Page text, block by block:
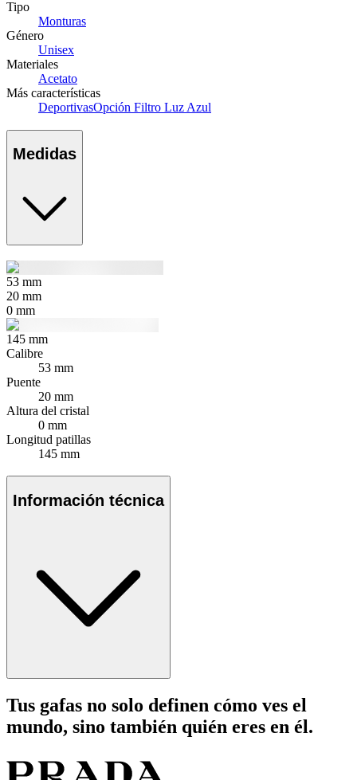
Tipo
Monturas
Género
Unisex
Materiales
Acetato
Más características
DeportivasOpción Filtro Luz Azul
Medidas
53 mm
20 mm
0 mm
145 mm
Calibre
53 mm
Puente
20 mm
Altura del cristal
0 mm
Longitud patillas
145 mm
Información técnica
Tus gafas no solo definen cómo ves el
mundo, sino también quién eres en él.